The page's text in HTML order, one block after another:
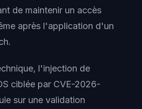
de maintenir un accès
après l'application d'un
l'injection de
ciblée par CVE-2026-
sur une validation